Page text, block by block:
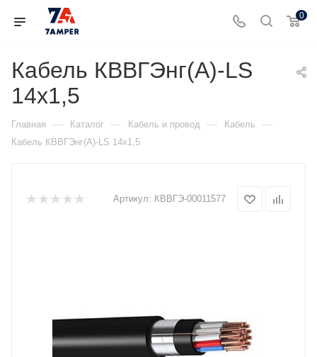
0
Кабель КВВГЭнг(А)-LS
14х1,5
Главная — Каталог — Кабель и провод — Кабель —
Кабель КВВГЭнг(А)-LS 14х1,5
Артикул: КВВГЭ-00011577